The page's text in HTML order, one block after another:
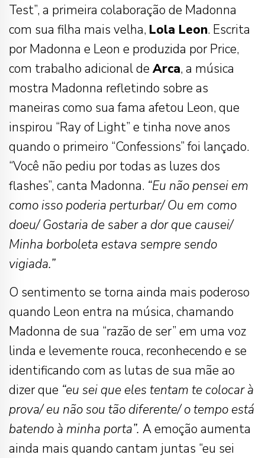
Test”, a primeira colaboração de Madonna
com sua filha mais velha, Lola Leon. Escrita
por Madonna e Leon e produzida por Price,
com trabalho adicional de Arca, a música
mostra Madonna refletindo sobre as
maneiras como sua fama afetou Leon, que
inspirou “Ray of Light” e tinha nove anos
quando o primeiro “Confessions” foi lançado.
“Você não pediu por todas as luzes dos
flashes”, canta Madonna. “Eu não pensei em
como isso poderia perturbar/ Ou em como
doeu/ Gostaria de saber a dor que causei/
Minha borboleta estava sempre sendo
vigiada.”
O sentimento se torna ainda mais poderoso
quando Leon entra na música, chamando
Madonna de sua “razão de ser” em uma voz
linda e levemente rouca, reconhecendo e se
identificando com as lutas de sua mãe ao
dizer que “eu sei que eles tentam te colocar à
prova/ eu não sou tão diferente/ o tempo está
batendo à minha porta”. A emoção aumenta
ainda mais quando cantam juntas “eu sei